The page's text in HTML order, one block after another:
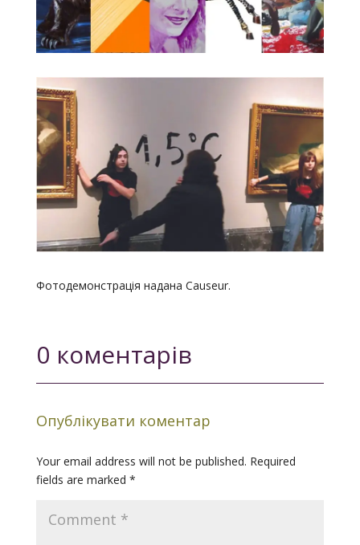
Фотодемонстрація надана Causeur.
0 коментарів
Опублікувати коментар
Your email address will not be published. Required
fields are marked *